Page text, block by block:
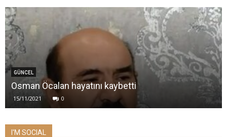
GÜNCEL
Osman Öcalan hayatını kaybetti
15/11/2021 0
I'M SOCIAL